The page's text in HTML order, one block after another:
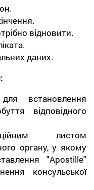
відновити.
даних.
встановлення
відповідного
листом
органу, у якому
"Apostille"
консульської